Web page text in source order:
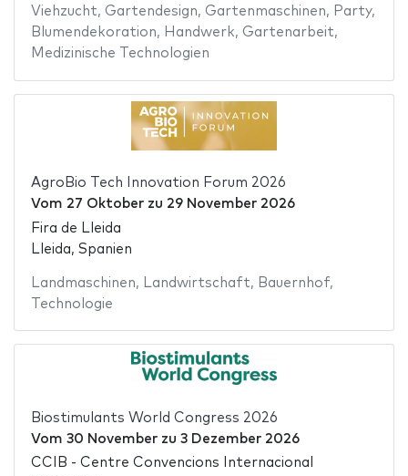
Viehzucht, Gartendesign, Gartenmaschinen, Party,
Blumendekoration, Handwerk, Gartenarbeit,
Medizinische Technologien
AgroBio Tech Innovation Forum 2026
Vom 27 Oktoberzu 29 November 2026
Fira de Lleida
Lleida, Spanien
Landmaschinen, Landwirtschaft, Bauernhof,
Technologie
Biostimulants World Congress 2026
Vom 30 Novemberzu 3 Dezember 2026
CCIB - Centre Convencions Internacional